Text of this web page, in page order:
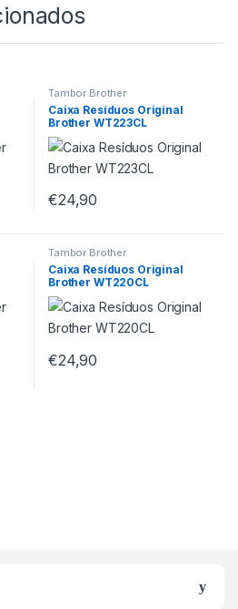
Tambor Brother
Caixa Resíduos Original
Brother WT223CL
€24,90
Tambor Brother
Caixa Resíduos Original
Brother WT220CL
€24,90